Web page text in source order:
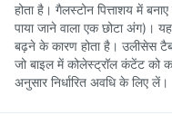
होता है। गैलस्टोन पित्ताशय में
पाया जाने वाला एक छोटा अंग)।
बढ़ने के कारण होता है। उलीसेस
जो बाइल में कोलेस्ट्रॉल कंटेंट को
अनुसार निर्धारित अवधि के लिए लें।